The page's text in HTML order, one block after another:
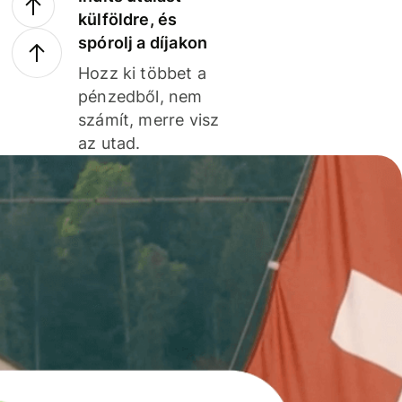
külföldre, és
spórolj a díjakon
Hozz ki többet a
pénzedből, nem
számít, merre visz
az utad.